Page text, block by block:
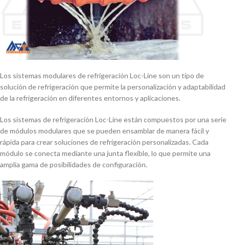
Los sistemas modulares de refrigeración Loc-Line son un tipo de
solución de refrigeración que permite la personalización y adaptabilidad
de la refrigeración en diferentes entornos y aplicaciones.
Los sistemas de refrigeración Loc-Line están compuestos por una serie
de módulos modulares que se pueden ensamblar de manera fácil y
rápida para crear soluciones de refrigeración personalizadas. Cada
módulo se conecta mediante una junta flexible, lo que permite una
amplia gama de posibilidades de configuración.